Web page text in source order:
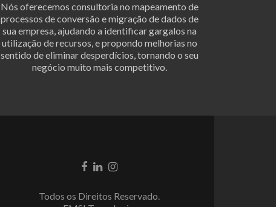
Nós oferecemos consultoria no mapeamento de
processos de conversão e migração de dados de
sua empresa, ajudando a identificar gargalos na
utilização de recursos, e propondo melhorias no
sentido de eliminar desperdícios, tornando o seu
negócio muito mais competitivo.
LinkLinkLink
Todos os Direitos Reservado.